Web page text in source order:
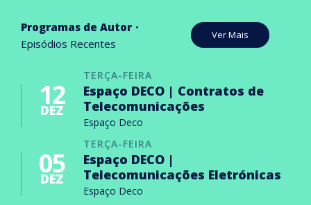
Programas de Autor
Episódios Recentes
Ver Mais
TERÇA-FEIRA
12
DEZ
Espaço DECO | Contratos de
Telecomunicações
Espaço Deco
TERÇA-FEIRA
05
DEZ
Espaço DECO |
Telecomunicações Eletrónicas
Espaço Deco